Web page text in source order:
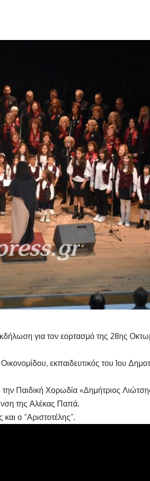
για τον εορτασμό της 28ης
εκπαιδευτικός του 1ου
Παιδική Χορωδία «Δημήτριος
της Αλέκας Παπά.
ο “Αριστοτέλης”.